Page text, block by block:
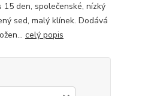
den, společenské, nízký
sed, malý klínek. Dodává
celý popis